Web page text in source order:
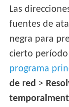
Las
fuentes de
negra para
cierto
programa
de red >